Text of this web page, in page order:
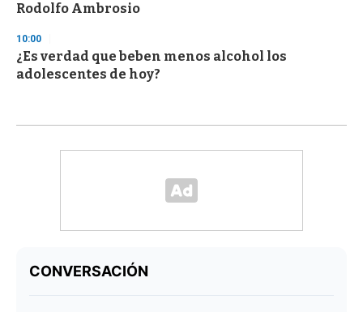
Rodolfo Ambrosio
10:00
¿Es verdad que beben menos alcohol los
adolescentes de hoy?